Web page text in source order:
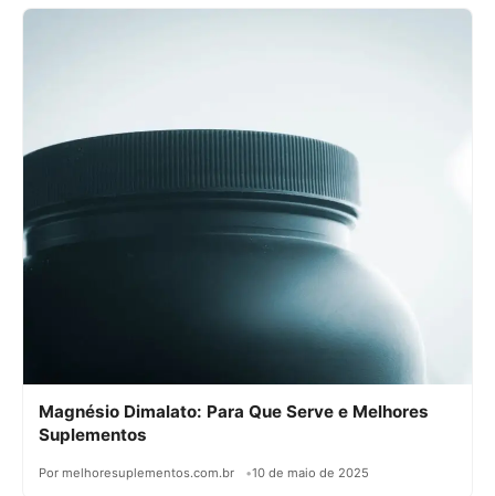
Magnésio Dimalato: Para Que Serve e Melhores
Suplementos
Por melhoresuplementos.com.br 10 de maio de 2025